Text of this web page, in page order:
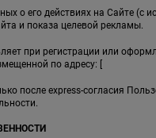
о его действиях на Сайте (с
и показа целевой рекламы.
при регистрации или
по адресу: [
после express-согласия